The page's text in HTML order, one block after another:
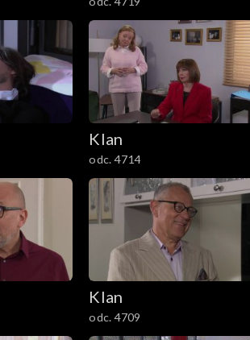
Klan
odc. 4714
Klan
odc. 4709